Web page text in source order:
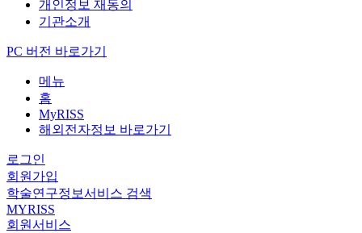
개인정보 재동의
기관소개
PC 버전 바로가기
메뉴
홈
MyRISS
해외전자정보 바로가기
로그인
회원가입
학술연구정보서비스 검색
MYRISS
회원서비스